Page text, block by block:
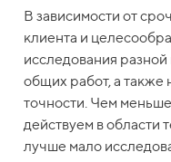
В зависимости от
клиента и
исследования
общих работ, а также
точности. Чем
действуем в области
лучше мало